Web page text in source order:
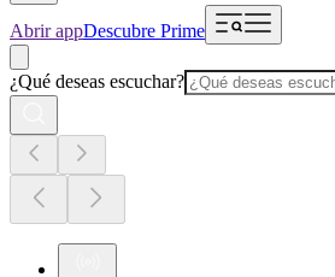
Abrir appDescubre Prime
¿Qué deseas escuchar?